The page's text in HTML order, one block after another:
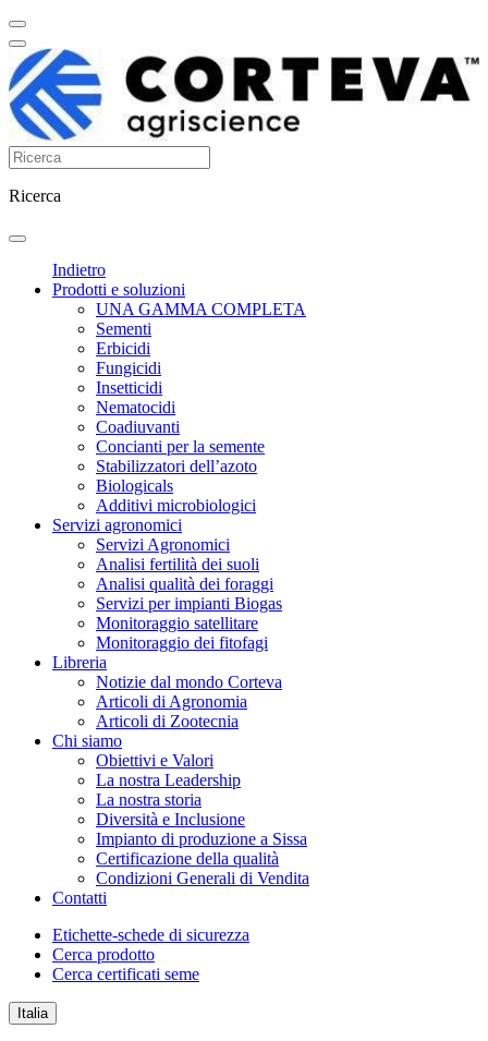
Ricerca
Indietro
Prodotti e soluzioni
UNA GAMMA COMPLETA
Sementi
Erbicidi
Fungicidi
Insetticidi
Nematocidi
Coadiuvanti
Concianti per la semente
Stabilizzatori dell’azoto
Biologicals
Additivi microbiologici
Servizi agronomici
Servizi Agronomici
Analisi fertilità dei suoli
Analisi qualità dei foraggi
Servizi per impianti Biogas
Monitoraggio satellitare
Monitoraggio dei fitofagi
Libreria
Notizie dal mondo Corteva
Articoli di Agronomia
Articoli di Zootecnia
Chi siamo
Obiettivi e Valori
La nostra Leadership
La nostra storia
Diversità e Inclusione
Impianto di produzione a Sissa
Certificazione della qualità
Condizioni Generali di Vendita
Contatti
Etichette-schede di sicurezza
Cerca prodotto
Cerca certificati seme
Italia